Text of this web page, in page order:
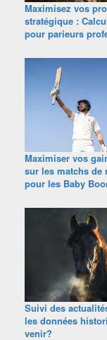
Maximisez vos
stratégique :
pour parieurs
Maximiser vos
sur les matchs de
pour les Baby
Suivi des
les données
venir?